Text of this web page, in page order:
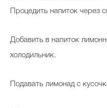
Beauty- битвы
Процедить напиток через
Добавить в напиток
холодильник.
Подавать лимонад с